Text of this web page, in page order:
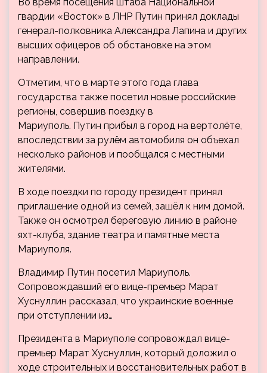
гвардии «Восток» в ЛНР Путин принял доклады
генерал-полковника Александра Лапина и других
высших офицеров об обстановке на этом
направлении.
Отметим, что в марте этого года глава
государства также посетил новые российские
регионы, совершив поездку в
Мариуполь. Путин прибыл в город на вертолёте,
впоследствии за рулём автомобиля он объехал
несколько районов и пообщался с местными
жителями.
В ходе поездки по городу президент принял
приглашение одной из семей, зашёл к ним домой.
Также он осмотрел береговую линию в районе
яхт-клуба, здание театра и памятные места
Мариуполя.
Владимир Путин посетил Мариуполь.
Сопровождавший его вице-премьер Марат
Хуснуллин рассказал, что украинские военные
при отступлении из…
Президента в Мариуполе сопровождал вице-
премьер Марат Хуснуллин, который доложил о
ходе строительных и восстановительных работ в